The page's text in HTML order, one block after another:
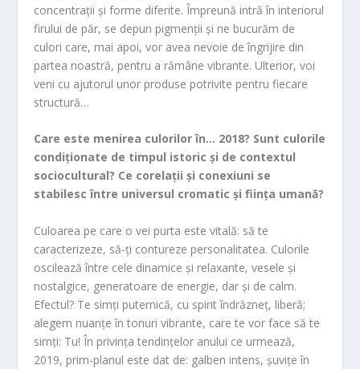
concentrații și forme diferite. Împreună intră în interiorul
firului de păr, se depun pigmenții și ne bucurăm de
culori care, mai apoi, vor avea nevoie de îngrijire din
partea noastră, pentru a rămâne vibrante. Ulterior, voi
veni cu ajutorul unor produse potrivite pentru fiecare
structură…
Care este menirea culorilor în… 2018? Sunt culorile
condiționate de timpul istoric și de contextul
sociocultural? Ce corelații și conexiuni se
stabilesc între universul cromatic și ființa umană?
Culoarea pe care o vei purta este vitală: să te
caracterizeze, să-ți contureze personalitatea. Culorile
oscilează între cele dinamice și relaxante, vesele și
nostalgice, generatoare de energie, dar și de calm.
Efectul? Te simți puternică, cu spirit îndrăzneț, liberă;
alegem nuanțe în tonuri vibrante, care te vor face să te
simți: Tu! În privința tendințelor anului ce urmează,
2019, prim-planul este dat de: galben intens, șuvițe în